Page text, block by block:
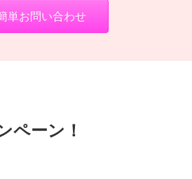
単お問い合わせ
ペーン！